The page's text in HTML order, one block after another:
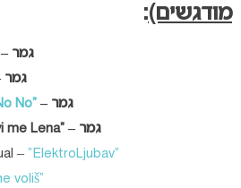
מודגשים):
– גמר
– גמר
No”
– גמר
“Zovi me Lena” – גמר
– “ElektroLjubav”
voliš”